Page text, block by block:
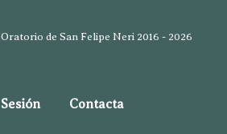
de San Felipe Neri 2016 - 2026
Contacta